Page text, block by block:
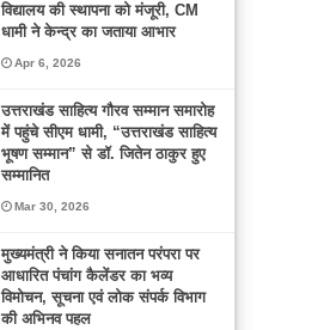
विद्यालय की स्थापना को मंजूरी, CM
धामी ने केन्द्र का जताया आभार
Apr 6, 2026
उत्तराखंड साहित्य गौरव सम्मान समारोह
में पहुंचे सीएम धामी, “उत्तराखंड साहित्य
भूषण सम्मान” से डॉ. जितेन ठाकुर हुए
सम्मानित
Mar 30, 2026
मुख्यमंत्री ने किया सनातन परंपरा पर
आधारित पंचांग कैलेंडर का भव्य
विमोचन, सूचना एवं लोक संपर्क विभाग
की अभिनव पहल